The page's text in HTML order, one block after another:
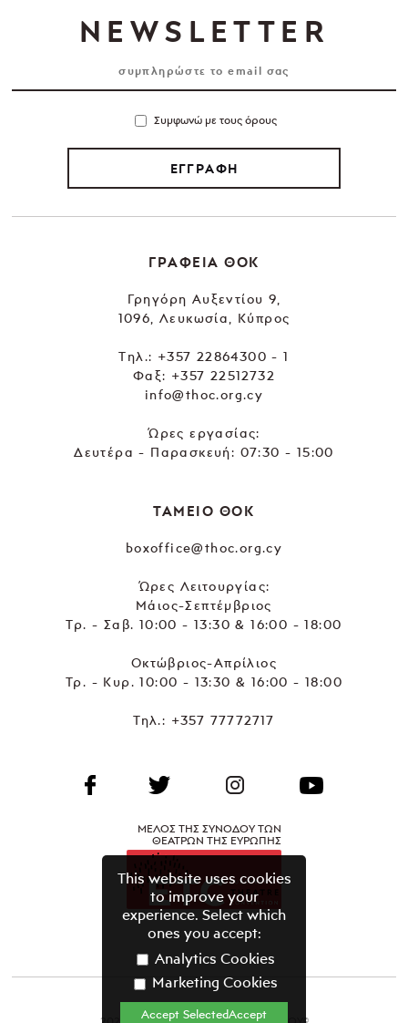
NEWSLETTER
Συμφωνώ με τους όρους
ΕΓΓΡΑΦΗ
ΓΡΑΦΕΙΑ ΘΟΚ
Γρηγόρη Αυξεντίου 9,
1096, Λευκωσία, Κύπρος
Tηλ.: +357 22864300 - 1
Φαξ: +357 22512732
info@thoc.org.cy
Ώρες εργασίας:
Δευτέρα - Παρασκευή: 07:30 - 15:00
ΤΑΜΕΙΟ ΘΟΚ
boxoffice@thoc.org.cy
Ώρες Λειτουργίας:
Μάιος-Σεπτέμβριος
Τρ. - Σαβ. 10:00 - 13:30 & 16:00 - 18:00
Οκτώβριος-Απρίλιος
Τρ. - Κυρ. 10:00 - 13:30 & 16:00 - 18:00
Τηλ.: +357 77772717
ΜΕΛΟΣ ΤΗΣ ΣΥΝΟΔΟΥ ΤΩΝ
ΘΕΑΤΡΩΝ ΤΗΣ ΕΥΡΩΠΗΣ
This website uses cookies
to improve your
experience. Select which
ones you accept:
Analytics Cookies
Marketing Cookies
Accept SelectedAccept